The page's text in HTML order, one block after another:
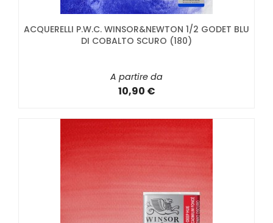
ACQUERELLI P.W.C. WINSOR&NEWTON 1/2 GODET BLU
DI COBALTO SCURO (180)
A partire da
10,90 €